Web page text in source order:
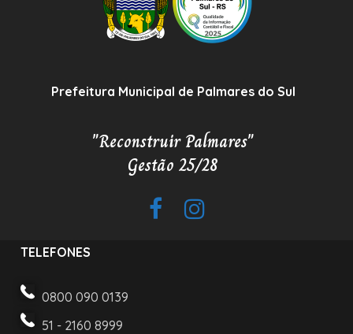
Prefeitura Municipal de Palmares do Sul
"Reconstruir Palmares"
Gestão 25/28
TELEFONES
0800 090 0139
51 - 2160 8999